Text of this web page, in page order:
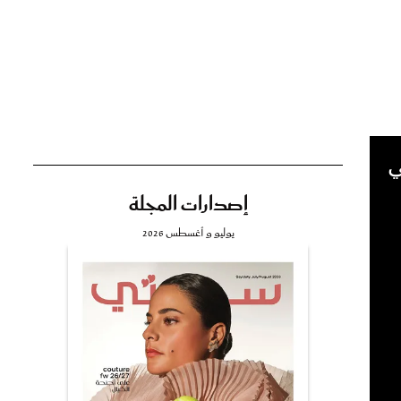
إصدارات المجلة
يوليو و أغسطس 2026